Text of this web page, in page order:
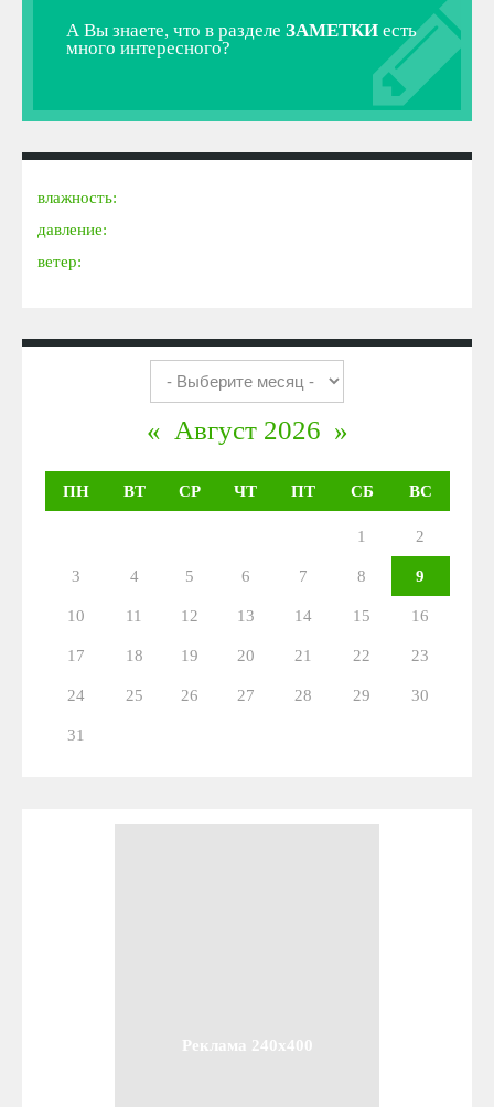
А Вы знаете, что в разделе ЗАМЕТКИ есть
много интересного?
влажность:
давление:
ветер:
« Август 2026 »
ПН ВТ СР ЧТ ПТ СБ ВС
1 2
3 4 5 6 7 8 9
10 11 12 13 14 15 16
17 18 19 20 21 22 23
24 25 26 27 28 29 30
31
Реклама 240x400